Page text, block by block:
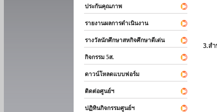
ประกันคุณภาพ
รายงานผลการดำเนินงาน
รางวัลนักศึกษาสหกิจศึกษาดีเด่น
กิจกรรม 5ส.
ดาวน์โหลดแบบฟอร์ม
ติดต่อศูนย์ฯ
ปฏิทินกิจกรรมศูนย์ฯ
3.ส